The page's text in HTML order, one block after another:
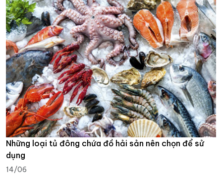
Những loại tủ đông chứa đồ hải sản nên chọn để sử
dụng
14/06